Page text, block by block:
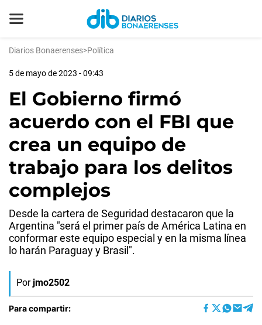
Diarios Bonaerenses>Política
5 de mayo de 2023 - 09:43
El Gobierno firmó
acuerdo con el FBI que
crea un equipo de
trabajo para los delitos
complejos
Desde la cartera de Seguridad destacaron que la
Argentina "será el primer país de América Latina en
conformar este equipo especial y en la misma línea
lo harán Paraguay y Brasil".
Por jmo2502
Para compartir: